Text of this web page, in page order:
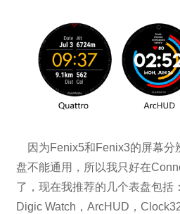
因为Fenix5和Fenix3的屏幕分
盘不能通用，所以我只好在
了，现在我推荐的几个表盘包括
Digic Watch，ArcHUD，